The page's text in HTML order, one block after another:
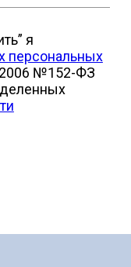
я
персональных
№152-ФЗ